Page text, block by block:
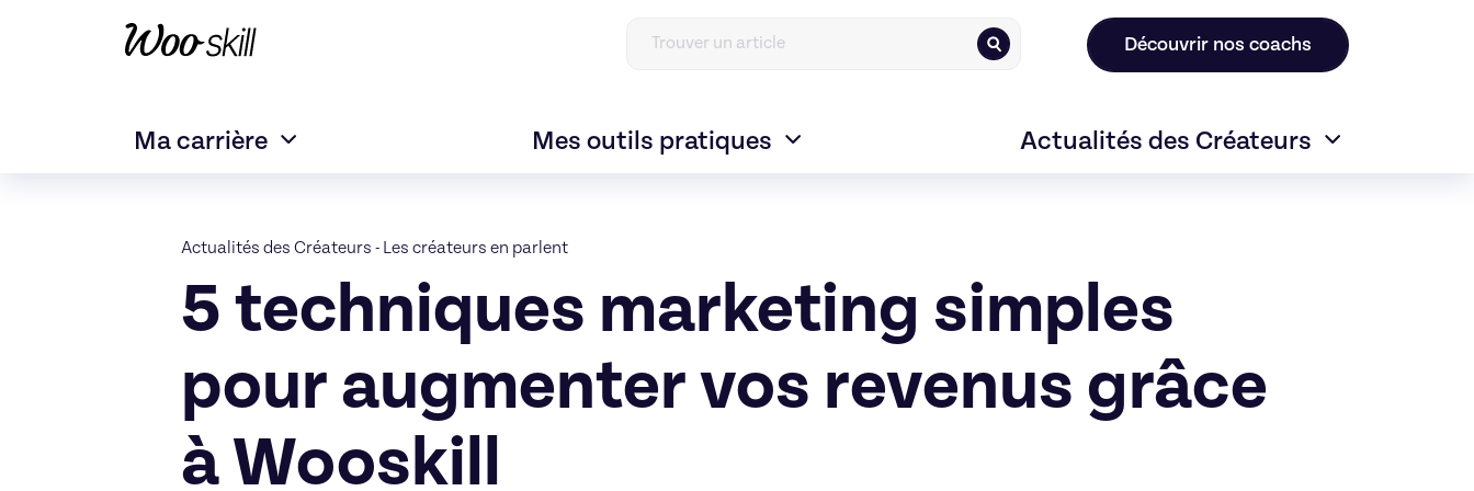
Découvrir nos coachs
Ma carrière Mes outils pratiques Actualités des Créateurs
Actualités des Créateurs - Les créateurs en parlent
5 techniques marketing simples
pour augmenter vos revenus grâce
à Wooskill